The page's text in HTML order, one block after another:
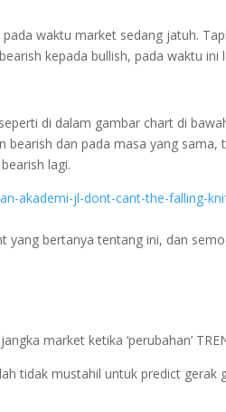
waktu market sedang jatuh.
kepada bullish, pada waktu
di dalam gambar chart di
bearish dan pada masa yang
lagi.
yang bertanya tentang ini, dan
market ketika ‘perubahan’
tidak mustahil untuk predict gerak
'Knowledge